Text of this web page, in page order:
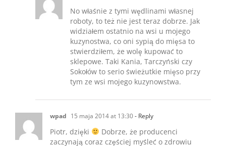
No właśnie z tymi wędlinami własnej
roboty, to też nie jest teraz dobrze. Jak
widziałem ostatnio na wsi u mojego
kuzynostwa, co oni sypią do mięsa to
stwierdziłem, że wolę kupować to
sklepowe. Taki Kania, Tarczyński czy
Sokołów to serio świeżutkie mięso przy
tym ze wsi mojego kuzynowstwa.
wpad 15 maja 2014 at 13:30- Reply
Piotr, dzięki
Dobrze, że producenci
zaczynają coraz częściej myśleć o zdrowiu